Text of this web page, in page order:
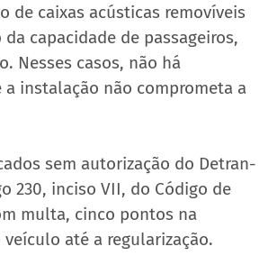
de caixas acústicas removíveis
capacidade de passageiros,
Nesses casos, não há
instalação não comprometa a
sem autorização do Detran-
230, inciso VII, do Código de
multa, cinco pontos na
até a regularização.